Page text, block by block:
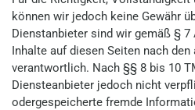
können wir jedoch keine Gewähr
Dienstanbieter sind wir gemäß § 7
Inhalte auf diesen Seiten nach
verantwortlich. Nach §§ 8 bis 10
Diensteanbieter jedoch nicht
odergespeicherte fremde